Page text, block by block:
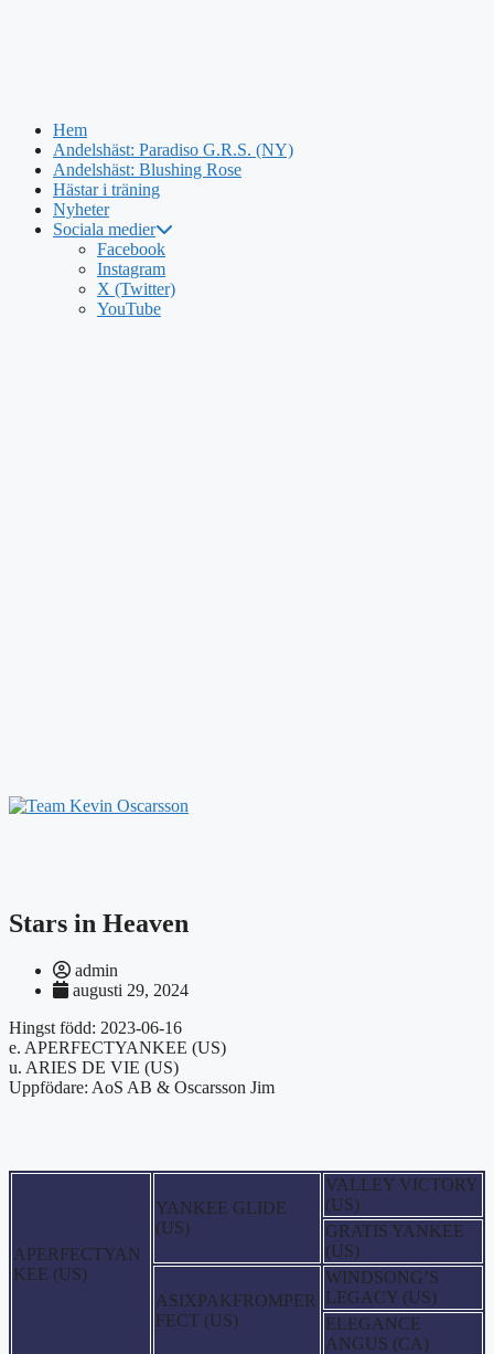
Hoppa
Hem
Andelshäst: Paradiso G.R.S. (NY)
Andelshäst: Blushing Rose
Hästar i träning
Nyheter
Sociala medier
Facebook
Instagram
X (Twitter)
YouTube
Stars in Heaven
admin
augusti 29, 2024
Hingst född: 2023-06-16
e. APERFECTYANKEE (US)
u. ARIES DE VIE (US)
Uppfödare: AoS AB & Oscarsson Jim
APERFECTYAN
KEE (US)
YANKEE GLIDE
(US)
VALLEY VICTORY
(US)
GRATIS YANKEE
(US)
ASIXPAKFROMPER
FECT (US)
WINDSONG’S
LEGACY (US)
ELEGANCE
ANGUS (CA)